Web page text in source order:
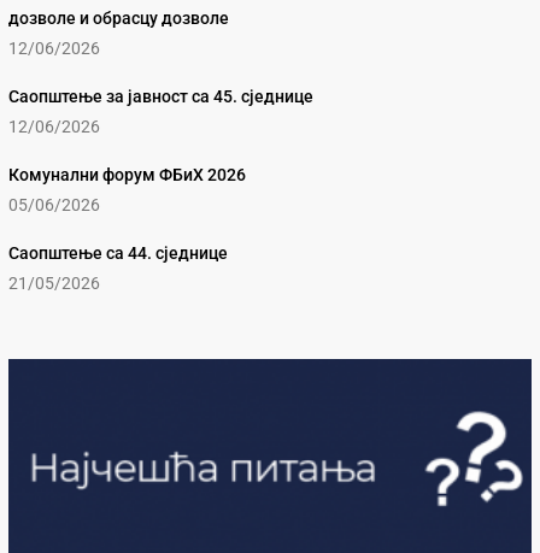
дозволе и обрасцу дозволе
12/06/2026
Саопштење за јавност са 45. сједнице
12/06/2026
Комунални форум ФБиХ 2026
05/06/2026
Саопштење са 44. сједнице
21/05/2026